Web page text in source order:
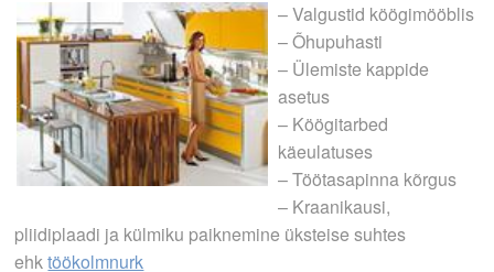
– Valgustid köögimööblis
– Õhupuhasti
– Ülemiste kappide
asetus
– Köögitarbed
käeulatuses
– Töötasapinna kõrgus
– Kraanikausi,
pliidiplaadi ja külmiku paiknemine üksteise suhtes
ehktöökolmnurk